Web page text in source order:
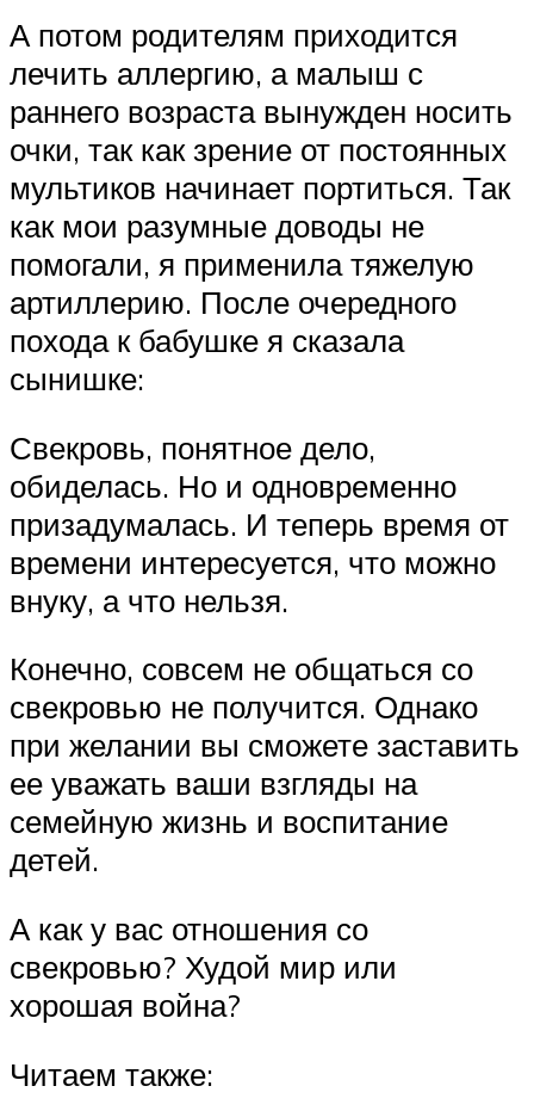
А потом родителям приходится
лечить аллергию, а малыш с
раннего возраста вынужден носить
очки, так как зрение от постоянных
мультиков начинает портиться. Так
как мои разумные доводы не
помогали, я применила тяжелую
артиллерию. После очередного
похода к бабушке я сказала
сынишке:
Свекровь, понятное дело,
обиделась. Но и одновременно
призадумалась. И теперь время от
времени интересуется, что можно
внуку, а что нельзя.
Конечно, совсем не общаться со
свекровью не получится. Однако
при желании вы сможете заставить
ее уважать ваши взгляды на
семейную жизнь и воспитание
детей.
А как у вас отношения со
свекровью? Худой мир или
хорошая война?
Читаем также: